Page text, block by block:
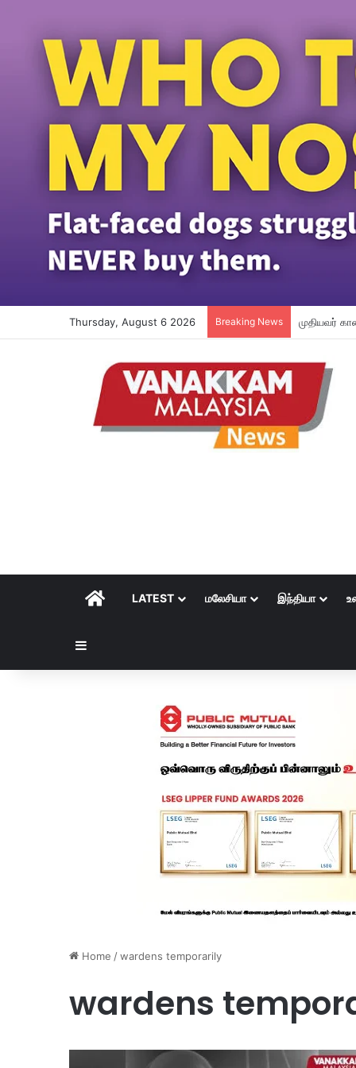
Thursday, August 6 2026 Breaking News எல்லைப்
HOMELATEST மலேசியா இந்தியா
Home /wardens temporarily
wardens